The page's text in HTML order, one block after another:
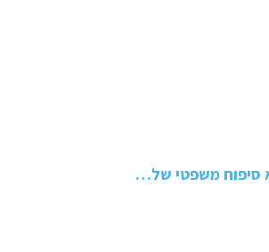
סיפוח משפטי של…